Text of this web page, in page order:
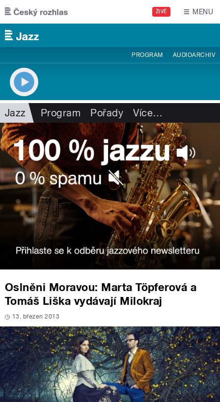
Přejít k hlavnímu obsahu
ŽIVĚ MENU
PROGRAM AUDIOARCHIV
Jazz Program Pořady Více…
Oslněni Moravou: Marta Töpferová a
Tomáš Liška vydávají Milokraj
13. březen 2013